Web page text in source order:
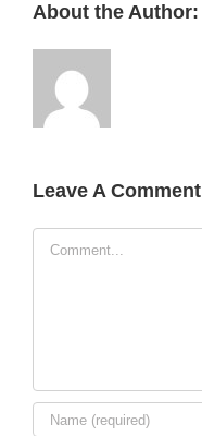
About the Author:
Leave A Comment